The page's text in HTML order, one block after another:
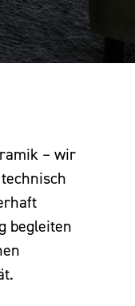
– wir
begleiten